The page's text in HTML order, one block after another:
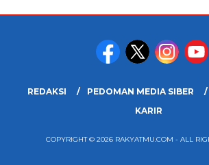
REDAKSI PEDOMAN MEDIA SIBER
KARIR
COPYRIGHT © 2026 RAKYATMU.COM - ALL